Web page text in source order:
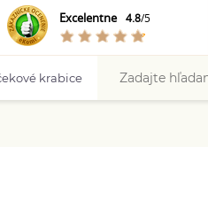
Excelentne 4.8/5
krabice